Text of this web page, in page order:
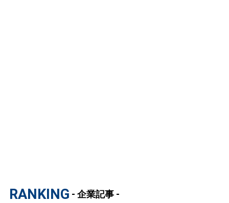
RANKING - 企業記事 -